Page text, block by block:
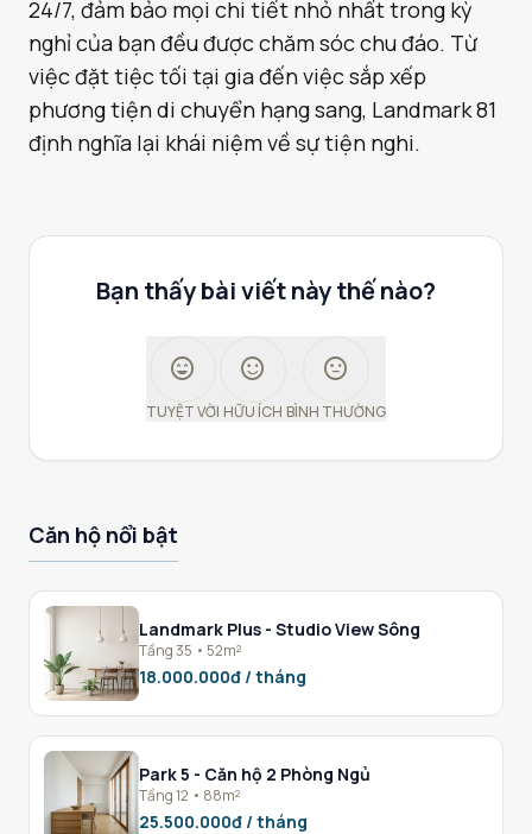
24/7, đảm bảo mọi chi tiết nhỏ nhất trong kỳ
nghỉ của bạn đều được chăm sóc chu đáo. Từ
việc đặt tiệc tối tại gia đến việc sắp xếp
phương tiện di chuyển hạng sang, Landmark 81
định nghĩa lại khái niệm về sự tiện nghi.
Bạn thấy bài viết này thế nào?
sentiment_very_satisfied
TUYỆT VỜI
sentiment_satisfied
HỮU ÍCH
sentiment_neutral
BÌNH THƯỜNG
Căn hộ nổi bật
Landmark Plus - Studio View Sông
Tầng 35 • 52m²
18.000.000đ / tháng
Park 5 - Căn hộ 2 Phòng Ngủ
Tầng 12 • 88m²
25.500.000đ / tháng